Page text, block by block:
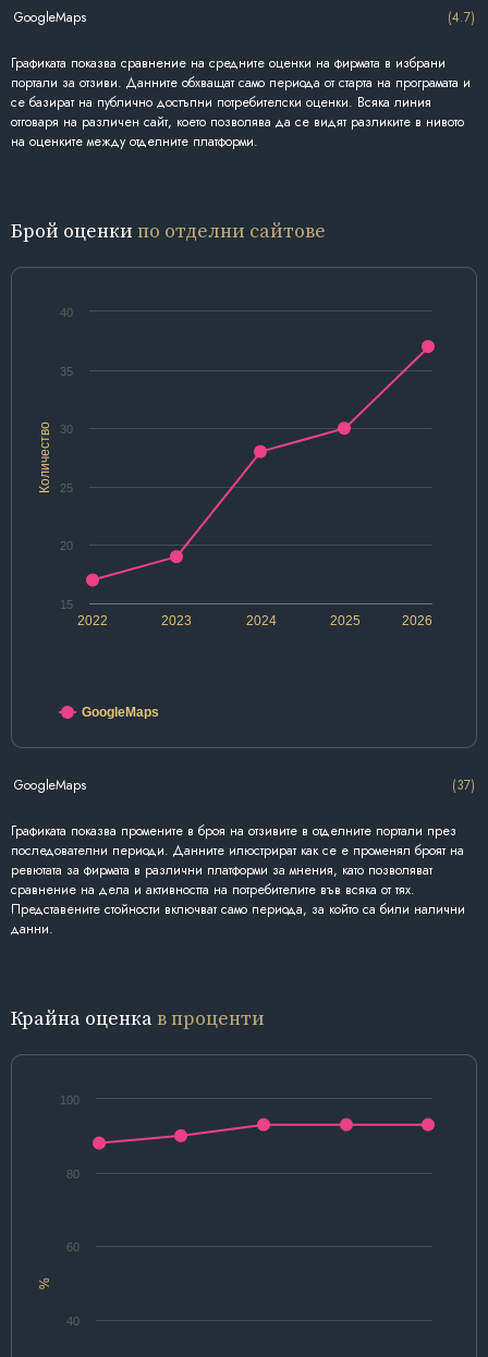
GoogleMaps (4.7)
Графиката показва сравнение на средните оценки на фирмата в избрани
портали за отзиви. Данните обхващат само периода от старта на програмата и
се базират на публично достъпни потребителски оценки. Всяка линия
отговаря на различен сайт, което позволява да се видят разликите в нивото
на оценките между отделните платформи.
Брой оценки по отделни сайтове
Количество
2022 2024 2026
2023 2025
15
20
25
30
35
40
GoogleMaps
GoogleMaps (37)
Графиката показва промените в броя на отзивите в отделните портали през
последователни периоди. Данните илюстрират как се е променял броят на
ревютата за фирмата в различни платформи за мнения, като позволяват
сравнение на дела и активността на потребителите във всяка от тях.
Представените стойности включват само периода, за който са били налични
данни.
Крайна оценкав проценти
%
40
60
80
100